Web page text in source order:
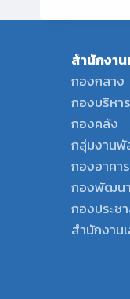
สำนักงา
กองกลาง
กองบริหา
กองคลัง
กลุ่มงาน
กองอาคา
กองพัฒน
กองประช
สำนักงาน